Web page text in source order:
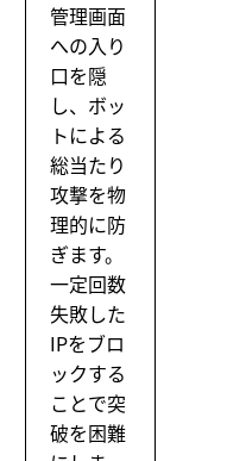
管理画面
への入り
口を隠
し、ボッ
トによる
総当たり
攻撃を物
理的に防
ぎます。
一定回数
失敗した
IPをブロ
ックする
ことで突
破を困難